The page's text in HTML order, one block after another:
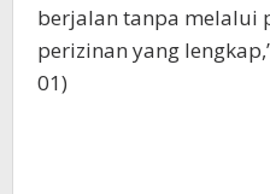
berjalan tanpa melalui
perizinan yang
01)